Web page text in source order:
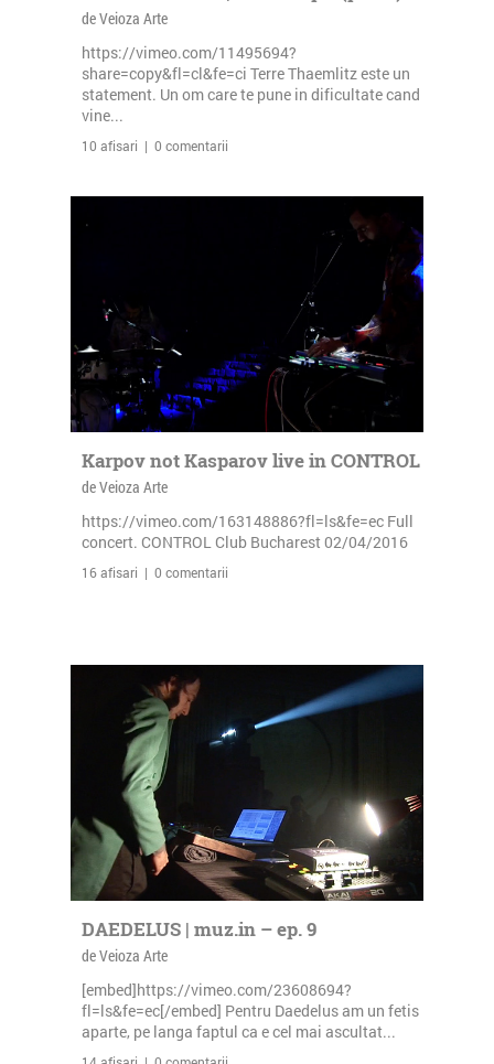
de Veioza Arte
https://vimeo.com/11495694?
share=copy&fl=cl&fe=ci Terre Thaemlitz este un
statement. Un om care te pune in dificultate cand
vine...
10 afisari | 0 comentarii
Karpov not Kasparov live in CONTROL
de Veioza Arte
https://vimeo.com/163148886?fl=ls&fe=ec Full
concert. CONTROL Club Bucharest 02/04/2016
16 afisari | 0 comentarii
DAEDELUS | muz.in – ep. 9
de Veioza Arte
[embed]https://vimeo.com/23608694?
fl=ls&fe=ec[/embed] Pentru Daedelus am un fetis
aparte, pe langa faptul ca e cel mai ascultat...